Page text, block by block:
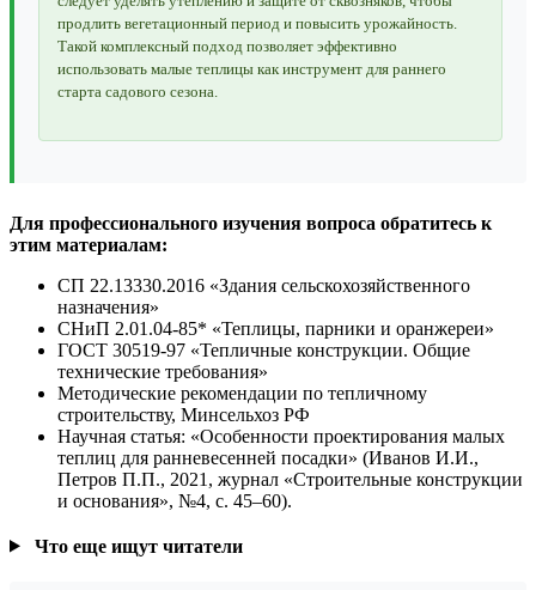
продлить вегетационный период и повысить урожайность.
Такой комплексный подход позволяет эффективно
использовать малые теплицы как инструмент для раннего
старта садового сезона.
Для профессионального изучения вопроса обратитесь к
этим материалам:
СП 22.13330.2016 «Здания сельскохозяйственного
назначения»
СНиП 2.01.04-85* «Теплицы, парники и оранжереи»
ГОСТ 30519-97 «Тепличные конструкции. Общие
технические требования»
Методические рекомендации по тепличному
строительству, Минсельхоз РФ
Научная статья: «Особенности проектирования малых
теплиц для ранневесенней посадки» (Иванов И.И.,
Петров П.П., 2021, журнал «Строительные конструкции
и основания», №4, с. 45–60).
Что еще ищут читатели